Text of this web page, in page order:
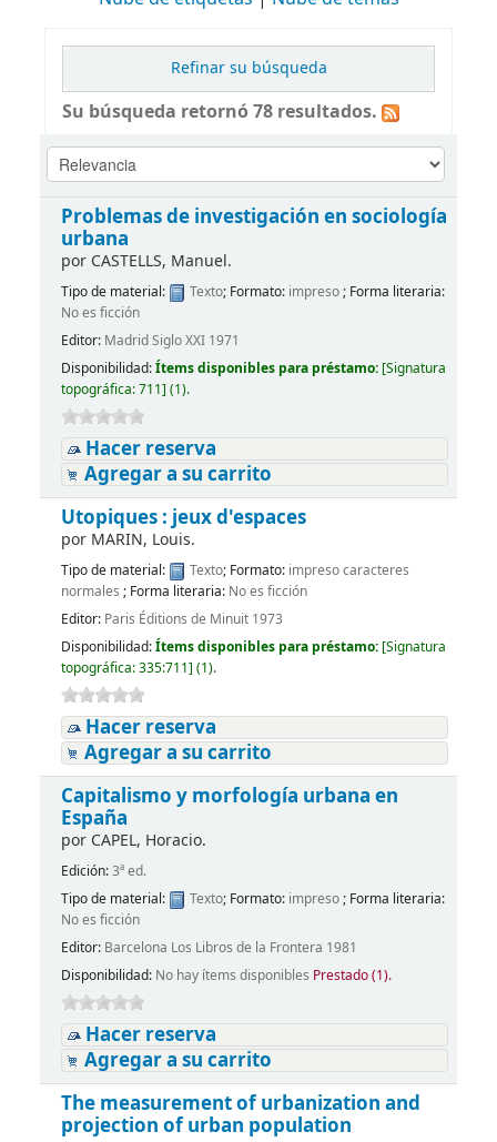
Refinar su búsqueda
Su búsqueda retornó 78 resultados.
Problemas de investigación en sociología
urbana
por CASTELLS, Manuel.
Tipo de material: Texto; Formato: impreso; Forma literaria:
No es ficción
Editor: Madrid Siglo XXI 1971
Disponibilidad:Ítems disponibles para préstamo: [Signatura
topográfica:711] (1).
Hacer reserva
Agregar a su carrito
Utopiques : jeux d'espaces
por MARIN, Louis.
Tipo de material: Texto; Formato: impreso caracteres
normales ; Forma literaria: No es ficción
Editor: Paris Éditions de Minuit 1973
Disponibilidad:Ítems disponibles para préstamo: [Signatura
topográfica:335:711] (1).
Hacer reserva
Agregar a su carrito
Capitalismo y morfología urbana en
España
por CAPEL, Horacio.
Edición:3ª ed.
Tipo de material:
Texto; Formato: impreso; Forma literaria:
No es ficción
Editor: Barcelona Los Libros de la Frontera 1981
Disponibilidad: No hay ítems disponibles Prestado (1).
Hacer reserva
Agregar a su carrito
The measurement of urbanization and
projection of urban population